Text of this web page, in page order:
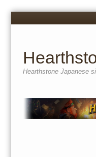
Menu
Hearthstone Japanese